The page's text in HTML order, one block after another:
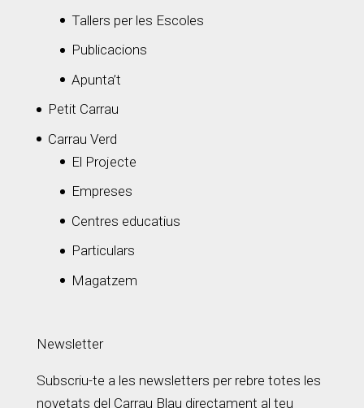
Tallers per les Escoles
Publicacions
Apunta’t
Petit Carrau
Carrau Verd
El Projecte
Empreses
Centres educatius
Particulars
Magatzem
Newsletter
Subscriu-te a les newsletters per rebre totes les
novetats del Carrau Blau directament al teu